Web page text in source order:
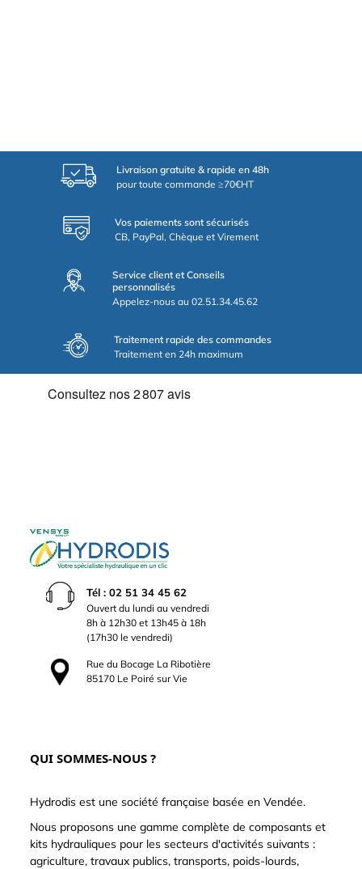
Livraison gratuite & rapide en 48h
pour toute commande ≥70€HT
Vos paiements sont sécurisés
CB, PayPal, Chèque et Virement
Service client et Conseils
personnalisés
Appelez-nous au 02.51.34.45.62
Traitement rapide des commandes
Traitement en 24h maximum
Tél : 02 51 34 45 62
Ouvert du lundi au vendredi
8h à 12h30 et 13h45 à 18h
(17h30 le vendredi)
Rue du Bocage La Ribotière
85170 Le Poiré sur Vie
QUI SOMMES-NOUS ?
Hydrodis est une société française basée en Vendée.
Nous proposons une gamme complète de composants et
kits hydrauliques pour les secteurs d'activités suivants :
agriculture, travaux publics, transports, poids-lourds,